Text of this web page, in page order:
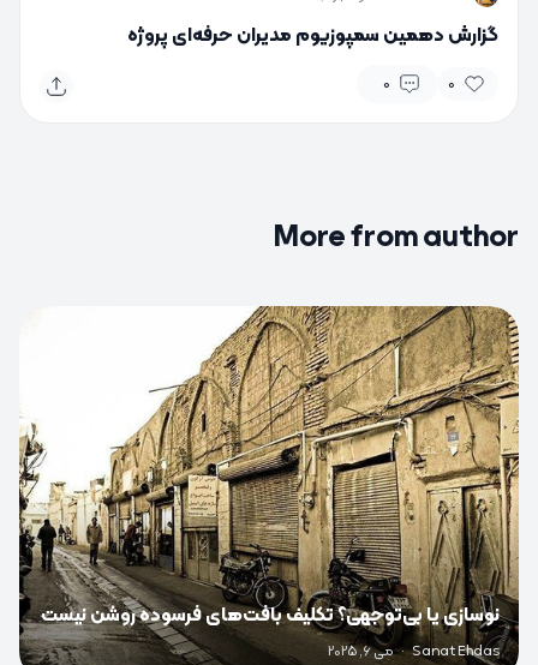
گزارش دهمین سمپوزیوم مدیران حرفه‌ای پروژه
0
0
More from author
0
نوسازی یا بی‌توجهی؟ تکلیف بافت‌های فرسوده روشن نیست
Sanat Ehdas
· می 6, 2025